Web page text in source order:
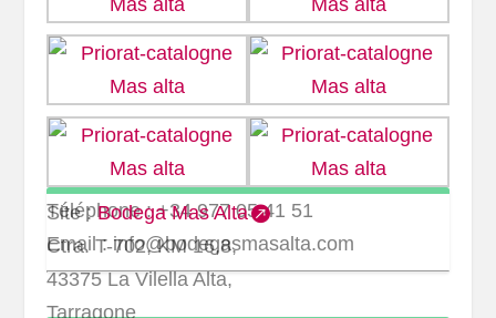
Site :Bodega Mas Alta
Ctra. T-702, KM 16,8,
43375 La Vilella Alta,
Tarragone
Téléphone : +34 977 05 41 51
Email : info@bodegasmasalta.com